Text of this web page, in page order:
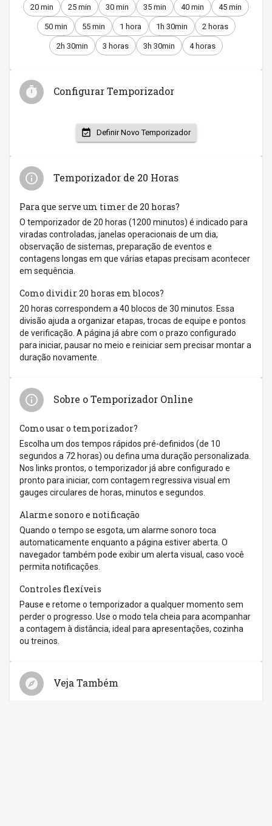
20 min 25 min 30 min 35 min 40 min 45 min
50 min 55 min 1 hora 1h 30min 2 horas
2h 30min 3 horas 3h 30min 4 horas
Configurar Temporizador
Definir Novo Temporizador
Temporizador de 20 Horas
Para que serve um timer de 20 horas?
O temporizador de 20 horas (1200 minutos) é indicado para
viradas controladas, janelas operacionais de um dia,
observação de sistemas, preparação de eventos e
contagens longas em que várias etapas precisam acontecer
em sequência.
Como dividir 20 horas em blocos?
20 horas correspondem a 40 blocos de 30 minutos. Essa
divisão ajuda a organizar etapas, trocas de equipe e pontos
de verificação. A página já abre com o prazo configurado
para iniciar, pausar no meio e reiniciar sem precisar montar a
duração novamente.
Sobre o Temporizador Online
Como usar o temporizador?
Escolha um dos tempos rápidos pré-definidos (de 10
segundos a 72 horas) ou defina uma duração personalizada.
Nos links prontos, o temporizador já abre configurado e
pronto para iniciar, com contagem regressiva visual em
gauges circulares de horas, minutos e segundos.
Alarme sonoro e notificação
Quando o tempo se esgota, um alarme sonoro toca
automaticamente enquanto a página estiver aberta. O
navegador também pode exibir um alerta visual, caso você
permita notificações.
Controles flexíveis
Pause e retome o temporizador a qualquer momento sem
perder o progresso. Use o modo tela cheia para acompanhar
a contagem à distância, ideal para apresentações, cozinha
ou treinos.
Veja Também